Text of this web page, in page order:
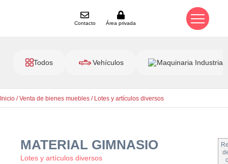
Contacto Área privada
Todos Vehículos Maquinaria Industrial
Inicio /Venta de bienes muebles / Lotes y artículos diversos
MATERIAL GIMNASIO
Lotes y artículos diversos